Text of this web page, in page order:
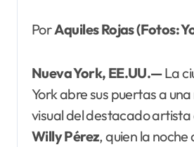
PorAquiles Rojas (Fotos:
Nueva York, EE.UU.—La
York abre sus puertas a
visual del destacado
Willy Pérez, quien la noche